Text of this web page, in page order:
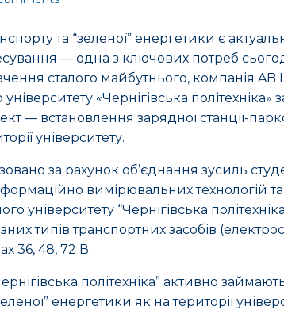
та “зеленої” енергетики є
— одна з ключових потреб
сталого майбутнього, компанія AB
«Чернігівська
— встановлення зарядної станції-
університету.
за рахунок об’єднання зусиль
вимірювальних технологій
університету “Чернігівська
типів транспортних засобів
36, 48, 72 В.
політехніка” активно
енергетики як на території